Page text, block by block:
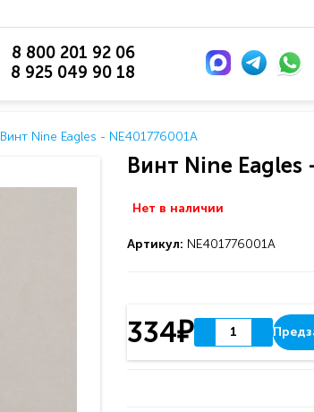
8 800 201 92 06
8 925 049 90 18
Винт Nine Eagles - NE401776001A
Винт Nine Eagles
Нет в наличии
Артикул: NE401776001A
334₽